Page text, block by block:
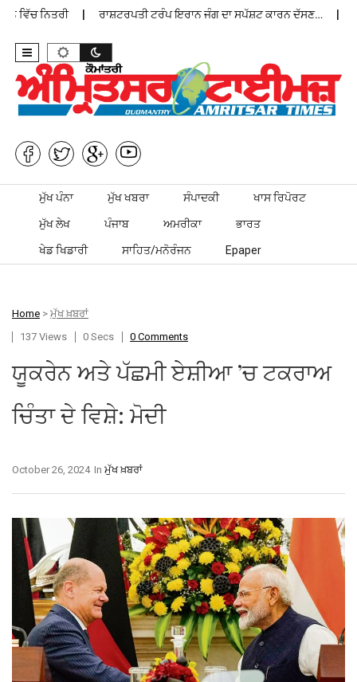
ਵਿੱਚ ਨਿਤਰੀ ਰਾਸ਼ਟਰਪਤੀ ਟਰੰਪ ਇਰਾਨ ਜੰਗ ਦਾ ਸਪੱਸ਼ਟ ਕਾਰਨ ਦੱਸਣ…
Skip to content
ਮੁੱਖ ਪੰਨਾ ਮੁੱਖ ਖਬਰਾ ਸੰਪਾਦਕੀ ਖਾਸ ਰਿਪੋਰਟ
ਮੁੱਖ ਲੇਖ ਪੰਜਾਬ ਅਮਰੀਕਾ ਭਾਰਤ
ਖੇਡ ਖਿਡਾਰੀ ਸਾਹਿਤ/ਮਨੋਰੰਜਨ Epaper
Home > ਮੁੱਖ ਖ਼ਬਰਾਂ
137 Views
0 Secs 0 Comments
ਯੂਕਰੇਨ ਅਤੇ ਪੱਛਮੀ ਏਸ਼ੀਆ ’ਚ ਟਕਰਾਅ
ਚਿੰਤਾ ਦੇ ਵਿਸ਼ੇ: ਮੋਦੀ
In ਮੁੱਖ ਖ਼ਬਰਾਂ
October 26, 2024